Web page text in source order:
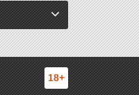
18+